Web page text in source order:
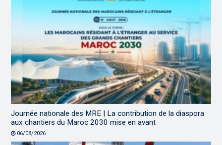
Journée nationale des MRE | La contribution de la diaspora
aux chantiers du Maroc 2030 mise en avant
06/08/2026